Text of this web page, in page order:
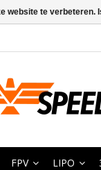
FPV LIPO
website te verbeteren.